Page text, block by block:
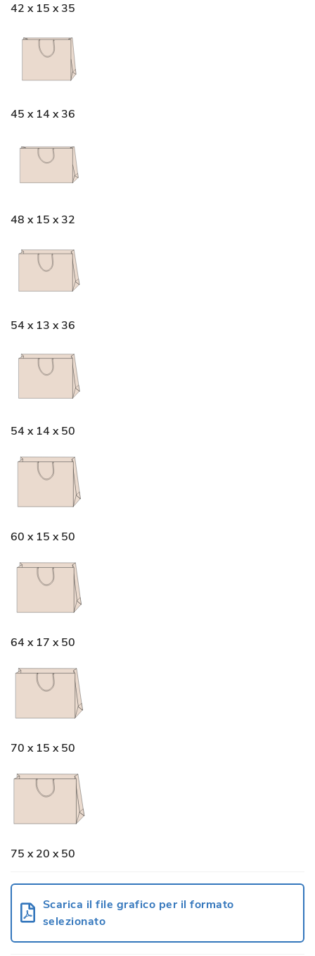
42 x 15 x 35
45 x 14 x 36
48 x 15 x 32
54 x 13 x 36
54 x 14 x 50
60 x 15 x 50
64 x 17 x 50
70 x 15 x 50
75 x 20 x 50
Scarica il file grafico per il formato
selezionato